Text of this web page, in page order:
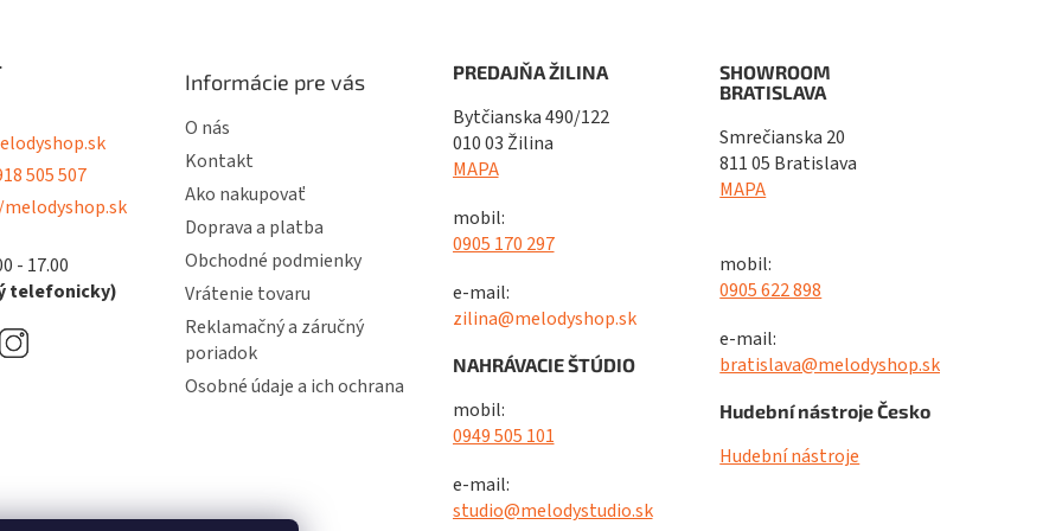
505 507
- 17.00
telefonicky)
Informácie pre vás
O nás
Kontakt
Ako nakupovať
Doprava a platba
Obchodné podmienky
Vrátenie tovaru
Reklamačný a záručný
poriadok
Osobné údaje a ich ochrana
PREDAJŇA ŽILINA
Bytčianska 490/122
010 03 Žilina
MAPA
mobil:
0905 170 297
e-mail:
zilina@melodyshop.sk
NAHRÁVACIE ŠTÚDIO
mobil:
0949 505 101
e-mail:
studio@melodystudio.sk
SHOWROOM
BRATISLAVA
Smrečianska 20
811 05 Bratislava
MAPA
mobil:
0905 622 898
e-mail:
bratislava@melodyshop.sk
Hudební nástroje Česko
Hudební nástroje